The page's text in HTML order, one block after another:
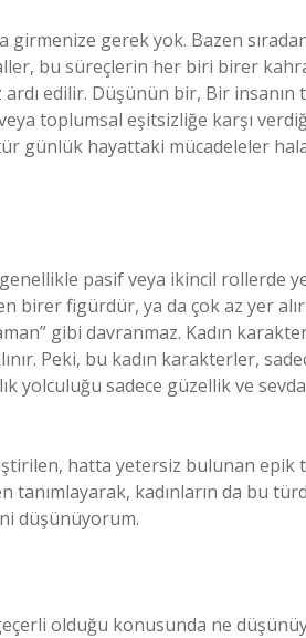
gerek yok. Bazen
bu süreçlerin her biri birer
edilir. Düşünün bir, Bir insanın
toplumsal eşitsizliğe karşı
günlük hayattaki mücadeleler
pasif veya ikincil rollerde
birer figürdür, ya da çok az yer
gibi davranmaz. Kadın
Peki, bu kadın karakterler,
yolculuğu sadece güzellik ve
hatta yetersiz bulunan
tanımlayarak, kadınların da bu
düşünüyorum.
olduğu konusunda ne